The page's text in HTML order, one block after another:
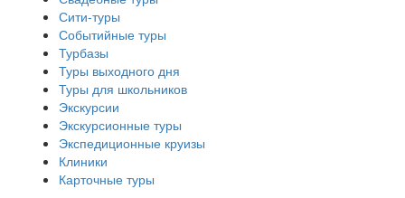
Сити-туры
Событийные туры
Турбазы
Туры выходного дня
Туры для школьников
Экскурсии
Экскурсионные туры
Экспедиционные круизы
Клиники
Карточные туры